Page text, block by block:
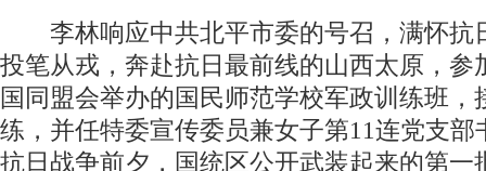
李林响应中共北平市委的号召，满怀抗
投笔从戎，奔赴抗日最前线的山西太原，参
国同盟会举办的国民师范学校军政训练班，
练，并任特委宣传委员兼女子第11连党支部
抗日战争前夕，国统区公开武装起来的第一